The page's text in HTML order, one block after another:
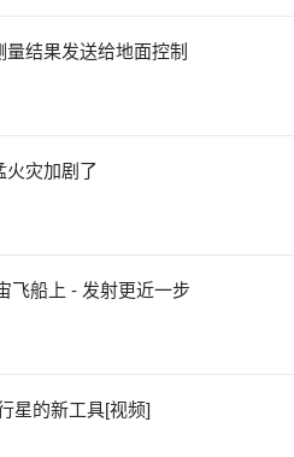
结果发送给地面控制
火灾加剧了
飞船上 - 发射更近一步
星的新工具[视频]